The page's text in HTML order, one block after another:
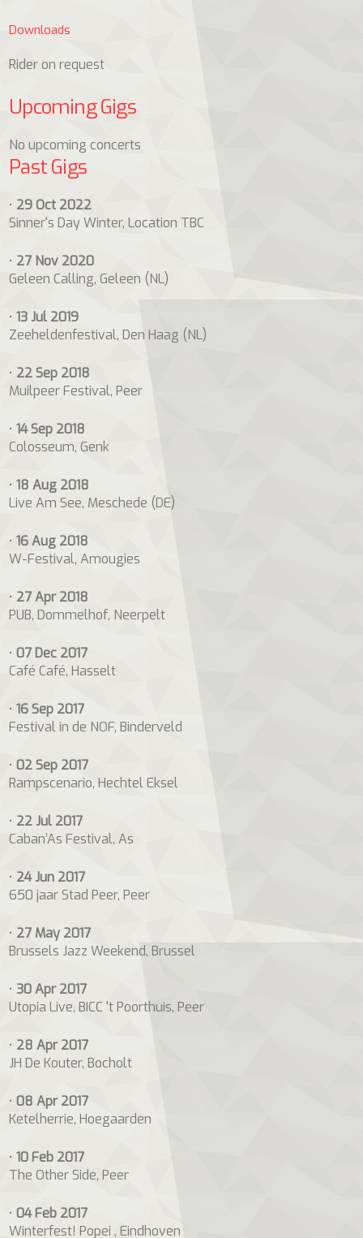
Downloads
Rider on request
Upcoming Gigs
No upcoming concerts
Past Gigs
• 29 Oct 2022
Sinner's Day Winter, Location TBC
• 27 Nov 2020
Geleen Calling, Geleen (NL)
•13 Jul 2019
Zeeheldenfestival, Den Haag (NL)
• 22 Sep 2018
Muilpeer Festival, Peer
•14 Sep 2018
Colosseum, Genk
•18 Aug 2018
Live Am See, Meschede (DE)
•16 Aug 2018
W-Festival, Amougies
• 27 Apr 2018
PUB, Dommelhof, Neerpelt
•07 Dec 2017
Café Café, Hasselt
•16 Sep 2017
Festival in de NOF, Binderveld
•02 Sep 2017
Rampscenario, Hechtel Eksel
• 22 Jul 2017
Caban’As Festival, As
• 24 Jun 2017
650 jaar Stad Peer, Peer
• 27 May 2017
Brussels Jazz Weekend, Brussel
• 30 Apr 2017
Utopia Live, BICC 't Poorthuis, Peer
• 28 Apr 2017
JH De Kouter, Bocholt
•08 Apr 2017
Ketelherrie, Hoegaarden
•10 Feb 2017
The Other Side, Peer
•04 Feb 2017
Winterfest! Popei , Eindhoven